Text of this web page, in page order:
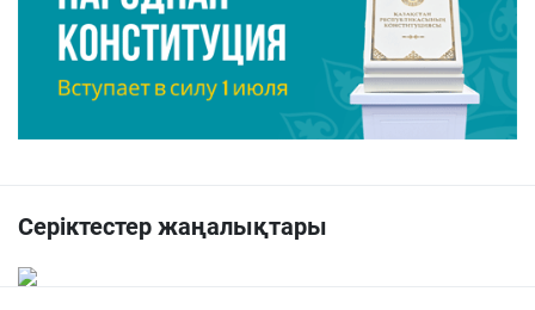
Серіктестер жаңалықтары